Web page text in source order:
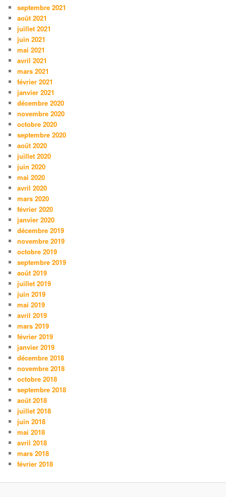
septembre 2021
août 2021
juillet 2021
juin 2021
mai 2021
avril 2021
mars 2021
février 2021
janvier 2021
décembre 2020
novembre 2020
octobre 2020
septembre 2020
août 2020
juillet 2020
juin 2020
mai 2020
avril 2020
mars 2020
février 2020
janvier 2020
décembre 2019
novembre 2019
octobre 2019
septembre 2019
août 2019
juillet 2019
juin 2019
mai 2019
avril 2019
mars 2019
février 2019
janvier 2019
décembre 2018
novembre 2018
octobre 2018
septembre 2018
août 2018
juillet 2018
juin 2018
mai 2018
avril 2018
mars 2018
février 2018